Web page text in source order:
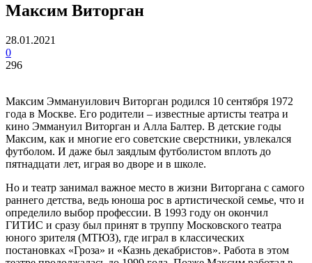
Максим Виторган
28.01.2021
0
296
Максим Эммануилович Виторган родился 10 сентября 1972
года в Москве. Его родители – известные артисты театра и
кино Эммануил Виторган и Алла Балтер. В детские годы
Максим, как и многие его советские сверстники, увлекался
футболом. И даже был заядлым футболистом вплоть до
пятнадцати лет, играя во дворе и в школе.
Но и театр занимал важное место в жизни Виторгана с самого
раннего детства, ведь юноша рос в артистической семье, что и
определило выбор профессии. В 1993 году он окончил
ГИТИС и сразу был принят в труппу Московского театра
юного зрителя (МТЮЗ), где играл в классических
постановках «Гроза» и «Казнь декабристов». Работа в этом